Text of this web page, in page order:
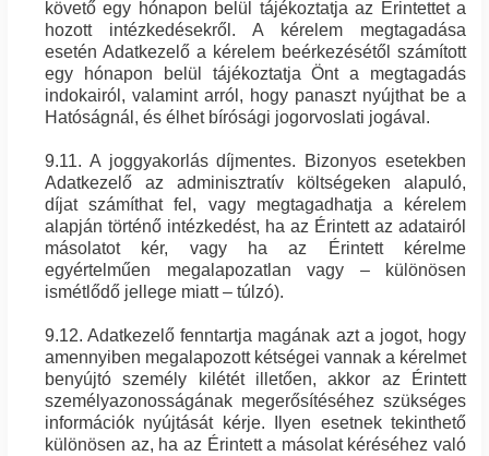
követő egy hónapon belül tájékoztatja az Érintettet a
hozott intézkedésekről. A kérelem megtagadása
esetén Adatkezelő a kérelem beérkezésétől számított
egy hónapon belül tájékoztatja Önt a megtagadás
indokairól, valamint arról, hogy panaszt nyújthat be a
Hatóságnál, és élhet bírósági jogorvoslati jogával.
9.11. A joggyakorlás díjmentes. Bizonyos esetekben
Adatkezelő az adminisztratív költségeken alapuló,
díjat számíthat fel, vagy megtagadhatja a kérelem
alapján történő intézkedést, ha az Érintett az adatairól
másolatot kér, vagy ha az Érintett kérelme
egyértelműen megalapozatlan vagy – különösen
ismétlődő jellege miatt – túlzó).
9.12. Adatkezelő fenntartja magának azt a jogot, hogy
amennyiben megalapozott kétségei vannak a kérelmet
benyújtó személy kilétét illetően, akkor az Érintett
személyazonosságának megerősítéséhez szükséges
információk nyújtását kérje. Ilyen esetnek tekinthető
különösen az, ha az Érintett a másolat kéréséhez való